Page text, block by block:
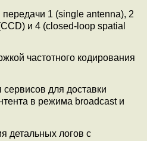
1 (single antenna), 2
и 4 (closed-loop spatial
частотного кодирования
для доставки
в режима broadcast и
детальных логов с